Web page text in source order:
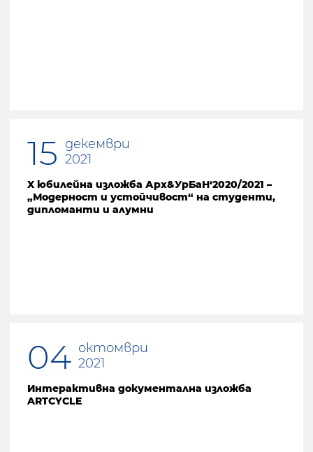
15 декември
2021
X юбилейна изложба Арх&УрБаН‘2020/2021 –
„Модерност и устойчивост“ на студенти,
дипломанти и алумни
04 октомври
2021
Интерактивна документална изложба
ARTCYCLE